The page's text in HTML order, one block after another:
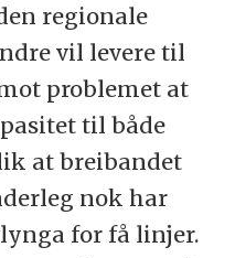
regionale
vil levere til
problemet at
til både
at breibandet
nok har
for få linjer.